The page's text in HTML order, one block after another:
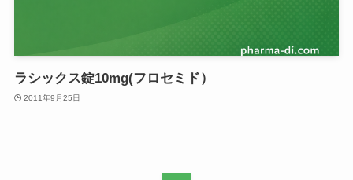
ラシックス錠10mg(フロセミド）
2011年9月25日